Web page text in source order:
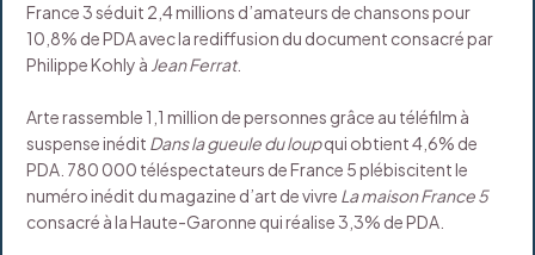
France 3 séduit 2,4 millions d’amateurs de chansons pour
10,8% de PDA avec la rediffusion du document consacré par
Philippe Kohly à Jean Ferrat.
Arte rassemble 1,1 million de personnes grâce au téléfilm à
suspense inédit Dans la gueule du loupqui obtient 4,6% de
PDA. 780 000 téléspectateurs de France 5 plébiscitent le
numéro inédit du magazine d’art de vivre La maison France 5
consacré à la Haute-Garonne qui réalise 3,3% de PDA.